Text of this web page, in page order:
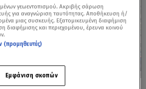
γεωεντοπισμού. Ακριβής σάρωση
για αναγνώριση ταυτότητας. Αποθήκευση ή/
μιας συσκευής. Εξατομικευμένη διαφήμιση
διαφήμισης και περιεχομένου, έρευνα κοινού
(προμηθευτές)
Εμφάνιση σκοπών